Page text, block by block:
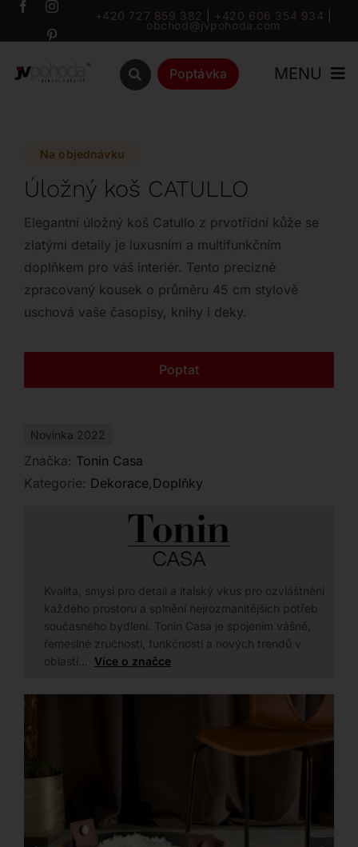
Přeskočit
+420 727 859 382 +420 606 354 934
obchod@jvpohoda.com
Poptávka MENU
Katalog
Značky
Outlet
Kontakt
Na objednávku
Úložný koš CATULLO
Elegantní úložný koš Catullo z prvotřídní kůže se
zlatými detaily je luxusním a multifunkčním
doplňkem pro váš interiér. Tento precizně
zpracovaný kousek o průměru 45 cm stylově
uschová vaše časopisy, knihy i deky.
Poptat
Novinka 2022
Značka: Tonin Casa
Kategorie: Dekorace,Doplňky
Kvalita, smysl pro detail a italský vkus pro ozvláštnění
každého prostoru a splnění nejrozmanitějších potřeb
současného bydlení. Tonin Casa je spojením vášně,
řemeslné zručnosti, funkčnosti a nových trendů v
oblasti… Více o značce